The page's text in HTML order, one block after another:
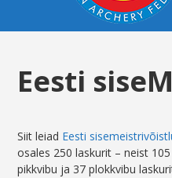
Eesti
Siit leiad Eesti
osales 250 laskurit – neist
pikkvibu ja 37 plokkvibu